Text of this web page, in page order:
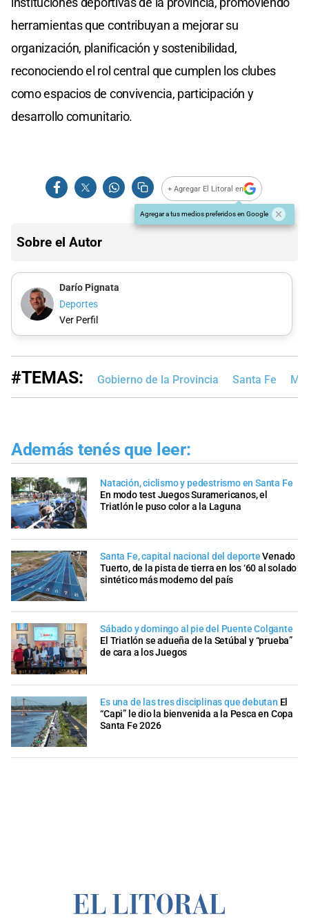
herramientas que contribuyan a mejorar su
organización, planificación y sostenibilidad,
reconociendo el rol central que cumplen los clubes
como espacios de convivencia, participación y
desarrollo comunitario.
+ Agregar El Litoral en
Agregar a tus medios preferidos en Google
Sobre el Autor
Darío Pignata
Deportes
Ver Perfil
#TEMAS: Gobierno de la Provincia Santa Fe
Además tenés que leer:
Natación, ciclismo y pedestrismo en Santa Fe
En modo test Juegos Suramericanos, el
Triatlón le puso color a la Laguna
Santa Fe, capital nacional del deporte Venado
Tuerto, de la pista de tierra en los ‘60 al solado
sintético más moderno del país
Sábado y domingo al pie del Puente Colgante
El Triatlón se adueña de la Setúbal y “prueba”
de cara a los Juegos
Es una de las tres disciplinas que debutan El
“Capi” le dio la bienvenida a la Pesca en Copa
Santa Fe 2026